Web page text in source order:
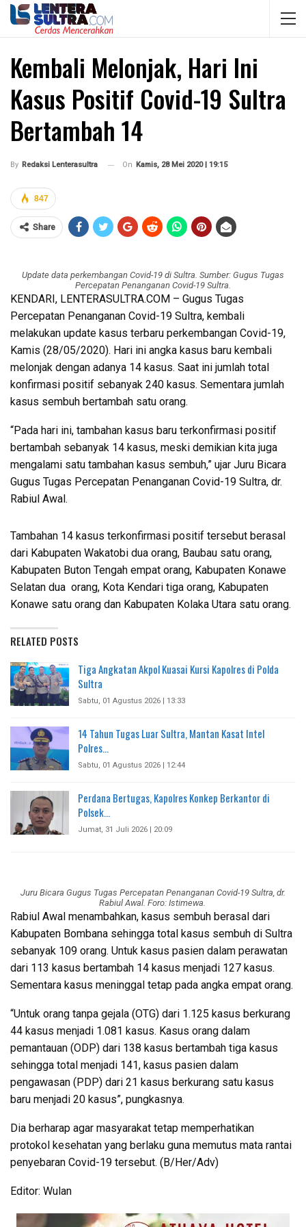
Kembali Melonjak, Hari Ini
Kasus Positif Covid-19 Sultra
Bertambah 14
By Redaksi Lenterasultra On Kamis, 28 Mei 2020 | 19:15
847
Share
Update data perkembangan Covid-19 di Sultra. Sumber: Gugus Tugas
Percepatan Penanganan Covid-19 Sultra.
KENDARI, LENTERASULTRA.COM – Gugus Tugas
Percepatan Penanganan Covid-19 Sultra, kembali
melakukan update kasus terbaru perkembangan Covid-19,
Kamis (28/05/2020). Hari ini angka kasus baru kembali
melonjak dengan adanya 14 kasus. Saat ini jumlah total
konfirmasi positif sebanyak 240 kasus. Sementara jumlah
kasus sembuh bertambah satu orang.
“Pada hari ini, tambahan kasus baru terkonfirmasi positif
bertambah sebanyak 14 kasus, meski demikian kita juga
mengalami satu tambahan kasus sembuh,” ujar Juru Bicara
Gugus Tugas Percepatan Penanganan Covid-19 Sultra, dr.
Rabiul Awal.
Tambahan 14 kasus terkonfirmasi positif tersebut berasal
dari Kabupaten Wakatobi dua orang, Baubau satu orang,
Kabupaten Buton Tengah empat orang, Kabupaten Konawe
Selatan dua orang, Kota Kendari tiga orang, Kabupaten
Konawe satu orang dan Kabupaten Kolaka Utara satu orang.
RELATED POSTS
Tiga Angkatan Akpol Kuasai Kursi Kapolres di Polda
Sultra
Sabtu, 01 Agustus 2026 | 13:33
14 Tahun Tugas Luar Sultra, Mantan Kasat Intel
Polres…
Sabtu, 01 Agustus 2026 | 12:44
Perdana Bertugas, Kapolres Konkep Berkantor di
Polsek…
Jumat, 31 Juli 2026 | 20:09
Juru Bicara Gugus Tugas Percepatan Penanganan Covid-19 Sultra, dr.
Rabiul Awal. Foro: Istimewa.
Rabiul Awal menambahkan, kasus sembuh berasal dari
Kabupaten Bombana sehingga total kasus sembuh di Sultra
sebanyak 109 orang. Untuk kasus pasien dalam perawatan
dari 113 kasus bertambah 14 kasus menjadi 127 kasus.
Sementara kasus meninggal tetap pada angka empat orang.
“Untuk orang tanpa gejala (OTG) dari 1.125 kasus berkurang
44 kasus menjadi 1.081 kasus. Kasus orang dalam
pemantauan (ODP) dari 138 kasus bertambah tiga kasus
sehingga total menjadi 141, kasus pasien dalam
pengawasan (PDP) dari 21 kasus berkurang satu kasus
baru menjadi 20 kasus”, pungkasnya.
Dia berharap agar masyarakat tetap memperhatikan
protokol kesehatan yang berlaku guna memutus mata rantai
penyebaran Covid-19 tersebut. (B/Her/Adv)
Editor: Wulan